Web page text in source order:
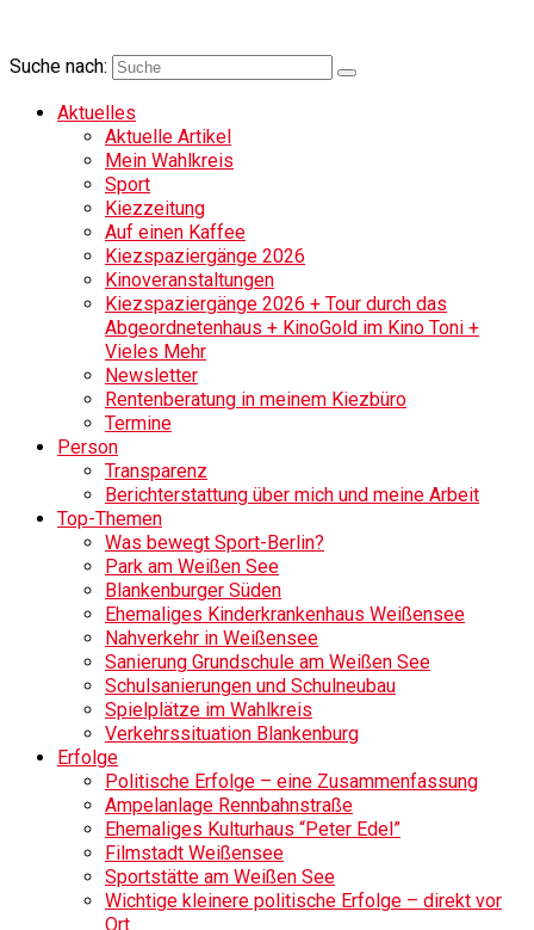
Suche nach:
Aktuelles
Aktuelle Artikel
Mein Wahlkreis
Sport
Kiezzeitung
Auf einen Kaffee
Kiezspaziergänge 2026
Kinoveranstaltungen
Kiezspaziergänge 2026 + Tour durch das
Abgeordnetenhaus + KinoGold im Kino Toni +
Vieles Mehr
Newsletter
Rentenberatung in meinem Kiezbüro
Termine
Person
Transparenz
Berichterstattung über mich und meine Arbeit
Top-Themen
Was bewegt Sport-Berlin?
Park am Weißen See
Blankenburger Süden
Ehemaliges Kinderkrankenhaus Weißensee
Nahverkehr in Weißensee
Sanierung Grundschule am Weißen See
Schulsanierungen und Schulneubau
Spielplätze im Wahlkreis
Verkehrssituation Blankenburg
Erfolge
Politische Erfolge – eine Zusammenfassung
Ampelanlage Rennbahnstraße
Ehemaliges Kulturhaus “Peter Edel”
Filmstadt Weißensee
Sportstätte am Weißen See
Wichtige kleinere politische Erfolge – direkt vor
Ort